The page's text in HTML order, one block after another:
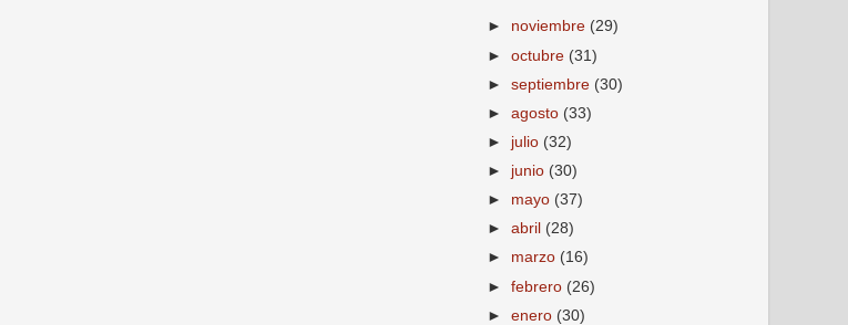
► noviembre (29)
►octubre (31)
►septiembre (30)
►agosto (33)
► julio (32)
► junio (30)
► mayo (37)
►abril (28)
► marzo (16)
►febrero (26)
►enero (30)